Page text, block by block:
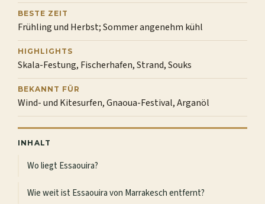
BESTE ZEIT
Frühling und Herbst; Sommer angenehm kühl
HIGHLIGHTS
Skala-Festung, Fischerhafen, Strand, Souks
BEKANNT FÜR
Wind- und Kitesurfen, Gnaoua-Festival, Arganöl
INHALT
Wo liegt Essaouira?
Wie weit ist Essaouira von Marrakesch entfernt?